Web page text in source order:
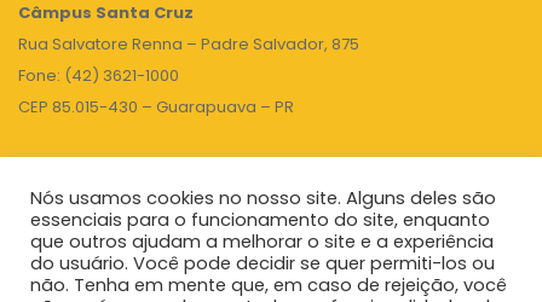
Câmpus Santa Cruz
Rua Salvatore Renna – Padre Salvador, 875
Fone: (42) 3621-1000
CEP 85.015-430 – Guarapuava – PR
TOPO
Unicentro |Governo do Paraná|Seti| Agenda do Reitor
Nós usamos cookies no nosso site. Alguns deles são
essenciais para o funcionamento do site, enquanto
que outros ajudam a melhorar o site e a experiência
do usuário. Você pode decidir se quer permiti-los ou
não. Tenha em mente que, em caso de rejeição, você